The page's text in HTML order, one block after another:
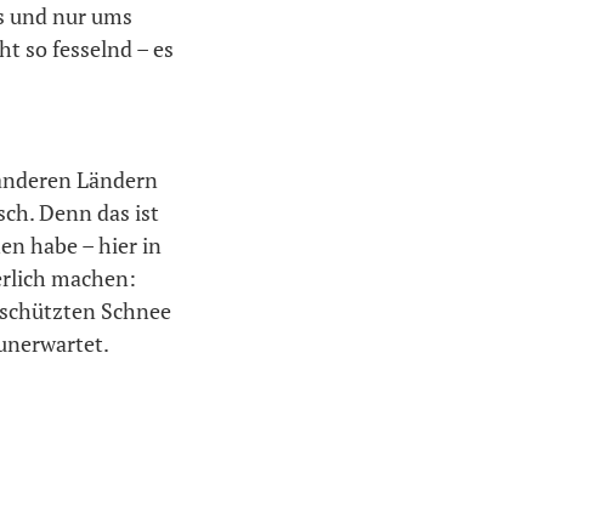
und nur ums
so fesselnd – es
Ländern
Denn das ist
habe – hier in
machen:
Schnee